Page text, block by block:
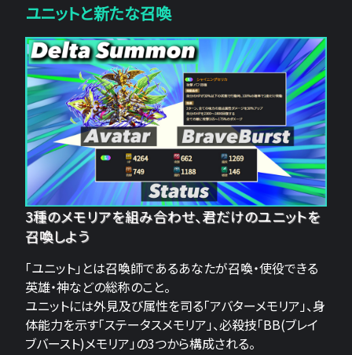
ユニットと新たな召喚
3種のメモリアを組み合わせ、君だけのユニットを
召喚しよう
「ユニット」とは召喚師であるあなたが召喚・使役できる
英雄・神などの総称のこと。
ユニットには外見及び属性を司る「アバターメモリア」、身
体能力を示す「ステータスメモリア」、必殺技「BB(ブレイ
ブバースト)メモリア」の3つから構成される。